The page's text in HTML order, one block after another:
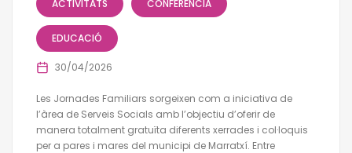
ACTIVITATS CONFERÈNCIA
EDUCACIÓ
30/04/2026
Les Jornades Familiars sorgeixen com a iniciativa de
l’àrea de Serveis Socials amb l’objectiu d’oferir de
manera totalment gratuïta diferents xerrades i col·loquis
per a pares i mares del municipi de Marratxí. Entre